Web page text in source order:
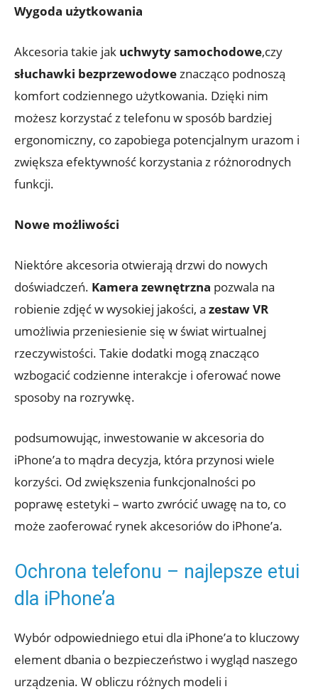
Wygoda użytkowania
Akcesoria takie jak uchwyty samochodowe,czy
słuchawki bezprzewodoweznacząco podnoszą
komfort codziennego użytkowania. Dzięki nim ​
możesz korzystać​ z telefonu w⁣ sposób⁣ bardziej
ergonomiczny, co ⁢zapobiega ‌potencjalnym urazom i ​
zwiększa efektywność korzystania z różnorodnych
funkcji.
Nowe możliwości
Niektóre akcesoria⁣ otwierają drzwi do⁣ nowych
doświadczeń. Kamera ‍zewnętrzna pozwala na
robienie zdjęć w ‍wysokiej‍ jakości, a zestaw VR
umożliwia‍ przeniesienie się w świat ‍wirtualnej
rzeczywistości. Takie dodatki‌ mogą znacząco​
wzbogacić codzienne interakcje i oferować​ nowe
sposoby na rozrywkę.
podsumowując, inwestowanie w ​akcesoria do
‌iPhone’a ​to mądra decyzja, która⁤ przynosi⁢ wiele​
korzyści. Od zwiększenia funkcjonalności ⁢po
poprawę estetyki‌ – warto ​zwrócić⁤ uwagę na to, co
może zaoferować rynek akcesoriów⁢ do⁢ iPhone’a.
Ochrona ‌telefonu –​ najlepsze⁤ etui
dla iPhone’a
Wybór odpowiedniego etui dla iPhone’a to kluczowy
element dbania​ o bezpieczeństwo‍ i wygląd naszego
urządzenia. ⁢W obliczu⁤ różnych⁣ modeli⁢ i